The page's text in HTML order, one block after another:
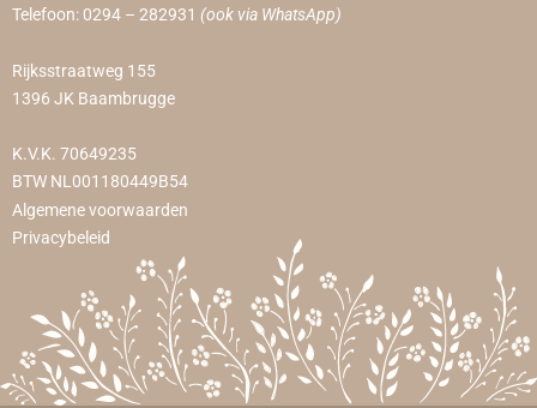
Telefoon: 0294 – 282931 (ook via WhatsApp)
Rijksstraatweg 155
1396 JK Baambrugge
K.V.K. 70649235
BTW NL001180449B54
Algemene voorwaarden
Privacybeleid